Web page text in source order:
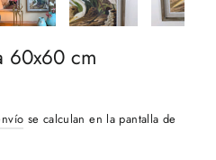
60x60 cm
se calculan en la pantalla de